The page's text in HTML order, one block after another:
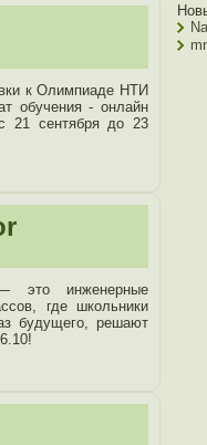
к Олимпиаде НТИ
обучения - онлайн
21 сентября до 23
инженерные
где школьники
будущего, решают